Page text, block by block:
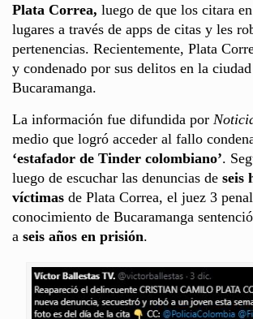
Plata Correa, luego de que los citara
lugares a través de apps de citas y les
pertenencias. Recientemente, Plata
y condenado por sus delitos en la
Bucaramanga.
La información fue difundida por
medio que logró acceder al fallo
‘estafador de Tinder colombiano’.
luego de escuchar las denuncias de seis
víctimas de Plata Correa, el juez 3
conocimiento de Bucaramanga
a seis años en prisión.